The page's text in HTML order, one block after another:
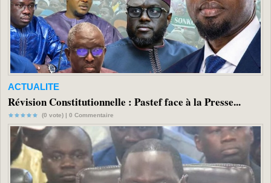
ACTUALITE
Révision Constitutionnelle : Pastef face à la Presse...
(0 vote) | 0 Commentaire